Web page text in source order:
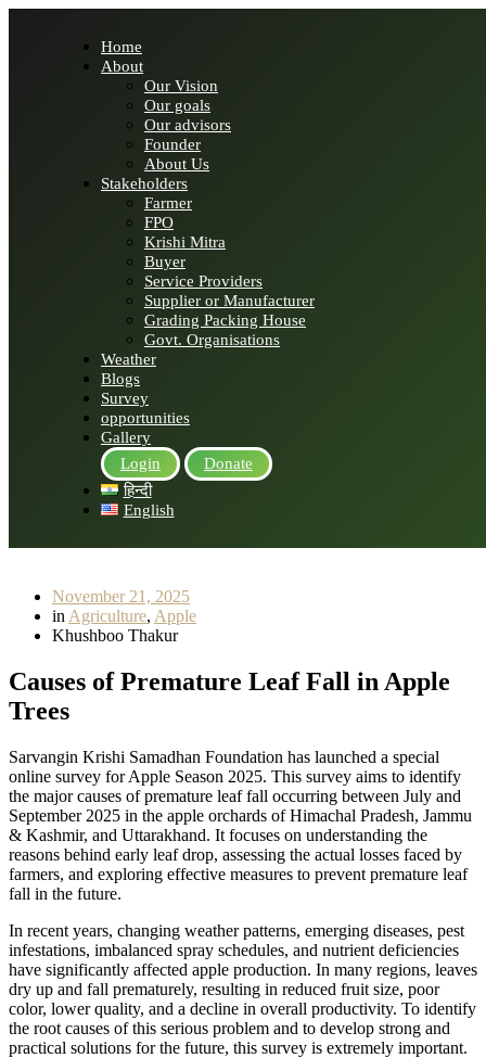
Home
About
Our Vision
Our goals
Our advisors
Founder
About Us
Stakeholders
Farmer
FPO
Krishi Mitra
Buyer
Service Providers
Supplier or Manufacturer
Grading Packing House
Govt. Organisations
Weather
Blogs
Survey
opportunities
Gallery
Login
Donate
हिन्दी
English
November 21, 2025
in Agriculture, Apple
Khushboo Thakur
Causes of Premature Leaf Fall in Apple
Trees
Sarvangin Krishi Samadhan Foundation has launched a special
online survey for Apple Season 2025. This survey aims to identify
the major causes of premature leaf fall occurring between July and
September 2025 in the apple orchards of Himachal Pradesh, Jammu
& Kashmir, and Uttarakhand. It focuses on understanding the
reasons behind early leaf drop, assessing the actual losses faced by
farmers, and exploring effective measures to prevent premature leaf
fall in the future.
In recent years, changing weather patterns, emerging diseases, pest
infestations, imbalanced spray schedules, and nutrient deficiencies
have significantly affected apple production. In many regions, leaves
dry up and fall prematurely, resulting in reduced fruit size, poor
color, lower quality, and a decline in overall productivity. To identify
the root causes of this serious problem and to develop strong and
practical solutions for the future, this survey is extremely important.